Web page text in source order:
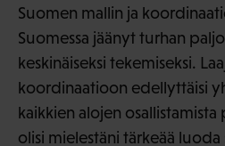
Suomen mallin ja
Suomessa jäänyt turhan
keskinäiseksi tekemiseksi.
koordinaatioon edellyttäisi
kaikkien alojen osallistamista
olisi mielestäni tärkeää